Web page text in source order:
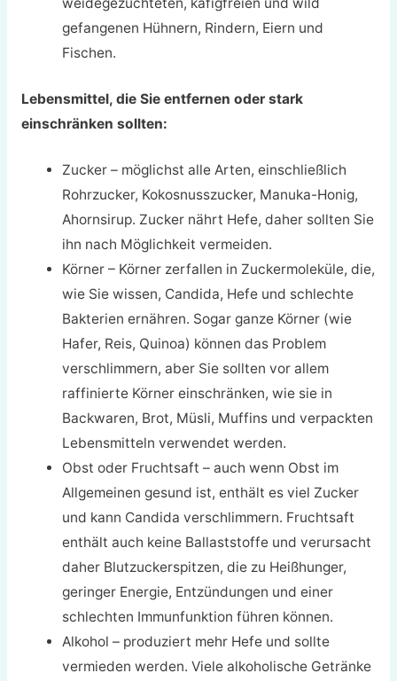
weidegezüchteten, käfigfreien und wild
gefangenen Hühnern, Rindern, Eiern und
Fischen.
Lebensmittel, die Sie entfernen oder stark
einschränken sollten:
Zucker – möglichst alle Arten, einschließlich
Rohrzucker, Kokosnusszucker, Manuka-Honig,
Ahornsirup. Zucker nährt Hefe, daher sollten Sie
ihn nach Möglichkeit vermeiden.
Körner – Körner zerfallen in Zuckermoleküle, die,
wie Sie wissen, Candida, Hefe und schlechte
Bakterien ernähren. Sogar ganze Körner (wie
Hafer, Reis, Quinoa) können das Problem
verschlimmern, aber Sie sollten vor allem
raffinierte Körner einschränken, wie sie in
Backwaren, Brot, Müsli, Muffins und verpackten
Lebensmitteln verwendet werden.
Obst oder Fruchtsaft – auch wenn Obst im
Allgemeinen gesund ist, enthält es viel Zucker
und kann Candida verschlimmern. Fruchtsaft
enthält auch keine Ballaststoffe und verursacht
daher Blutzuckerspitzen, die zu Heißhunger,
geringer Energie, Entzündungen und einer
schlechten Immunfunktion führen können.
Alkohol – produziert mehr Hefe und sollte
vermieden werden. Viele alkoholische Getränke